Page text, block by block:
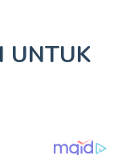
UNTUK